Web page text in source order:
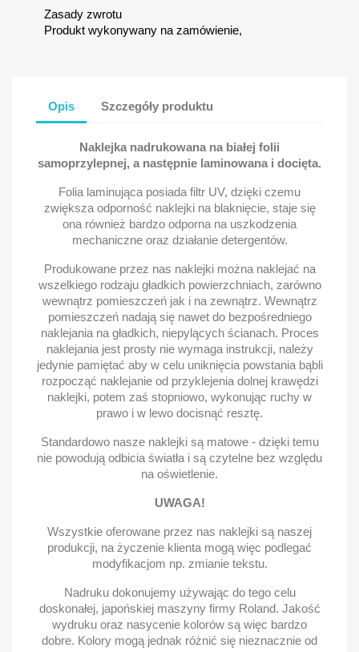
Zasady zwrotu
Produkt wykonywany na zamówienie,
Opis Szczegóły produktu
Naklejka nadrukowana na białej folii
samoprzylepnej, a następnie laminowana i docięta.
Folia laminująca posiada filtr UV, dzięki czemu
zwiększa odporność naklejki na blaknięcie, staje się
ona również bardzo odporna na uszkodzenia
mechaniczne oraz działanie detergentów.
Produkowane przez nas naklejki można naklejać na
wszelkiego rodzaju gładkich powierzchniach, zarówno
wewnątrz pomieszczeń jak i na zewnątrz. Wewnątrz
pomieszczeń nadają się nawet do bezpośredniego
naklejania na gładkich, niepylących ścianach. Proces
naklejania jest prosty nie wymaga instrukcji, należy
jedynie pamiętać aby w celu uniknięcia powstania bąbli
rozpocząć naklejanie od przyklejenia dolnej krawędzi
naklejki, potem zaś stopniowo, wykonując ruchy w
prawo i w lewo docisnąć resztę.
Standardowo nasze naklejki są matowe - dzięki temu
nie powodują odbicia światła i są czytelne bez względu
na oświetlenie.
UWAGA!
Wszystkie oferowane przez nas naklejki są naszej
produkcji, na życzenie klienta mogą więc podlegać
modyfikacjom np. zmianie tekstu.
Nadruku dokonujemy używając do tego celu
doskonałej, japońskiej maszyny firmy Roland. Jakość
wydruku oraz nasycenie kolorów są więc bardzo
dobre. Kolory mogą jednak różnić się nieznacznie od